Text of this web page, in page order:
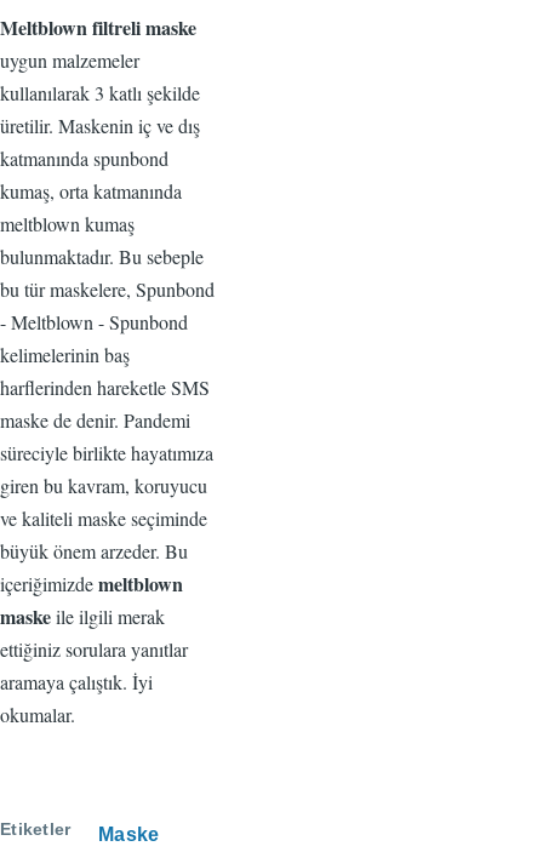
Meltblown filtreli maske
uygun malzemeler
kullanılarak 3 katlı şekilde
üretilir. Maskenin iç ve dış
katmanında spunbond
kumaş, orta katmanında
meltblown kumaş
bulunmaktadır. Bu sebeple
bu tür maskelere, Spunbond
- Meltblown - Spunbond
kelimelerinin baş
harflerinden hareketle SMS
maske de denir. Pandemi
süreciyle birlikte hayatımıza
giren bu kavram, koruyucu
ve kaliteli maske seçiminde
büyük önem arzeder. Bu
içeriğimizdemeltblown
maskeile ilgili merak
ettiğiniz sorulara yanıtlar
aramaya çalıştık. İyi
okumalar.
Etiketler Maske